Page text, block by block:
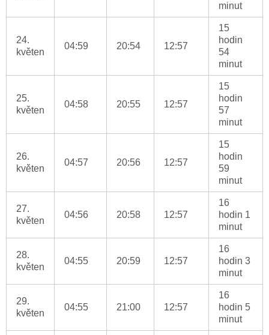
minut
24.
květen
04:59 20:54 12:57
15
hodin
54
minut
25.
květen
04:58 20:55 12:57
15
hodin
57
minut
26.
květen
04:57 20:56 12:57
15
hodin
59
minut
27.
květen
04:56 20:58 12:57
16
hodin 1
minut
28.
květen
04:55 20:59 12:57
16
hodin 3
minut
29.
květen
04:55 21:00 12:57
16
hodin 5
minut